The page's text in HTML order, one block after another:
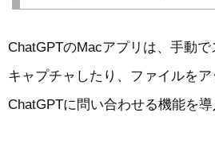
ChatGPTのMacアプリは、手動
キャプチャしたり、ファイルを
ChatGPTに問い合わせる機能を導